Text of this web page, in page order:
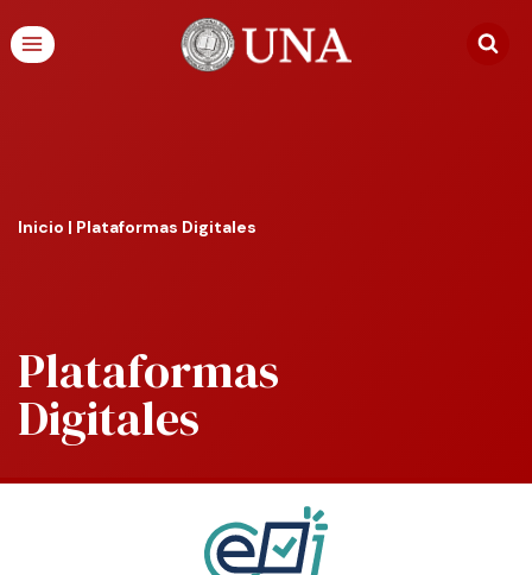
Inicio | Plataformas Digitales
Plataformas
Digitales